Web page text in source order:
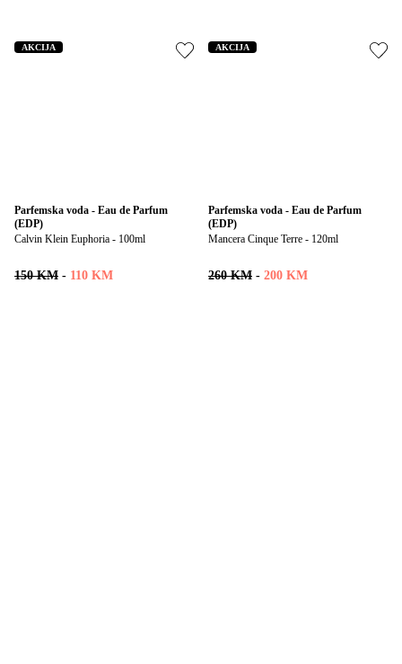
Parfemska voda - Eau de Parfum
(EDP)
Calvin Klein Euphoria - 100ml
150 KM - 110 KM
AKCIJA
Parfemska voda - Eau de Parfum
(EDP)
Mancera Cinque Terre - 120ml
260 KM - 200 KM
AKCIJA